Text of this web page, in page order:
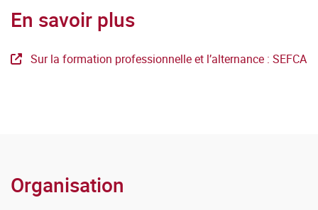
En savoir plus
Sur la formation professionnelle et l’alternance : SEFCA
Organisation